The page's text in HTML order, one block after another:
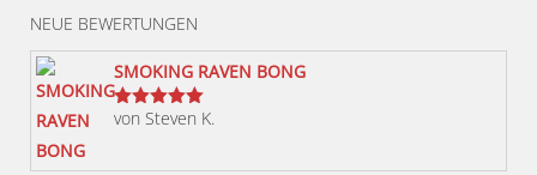
NEUE BEWERTUNGEN
SMOKING RAVEN BONG
Bewertet
von Steven K.